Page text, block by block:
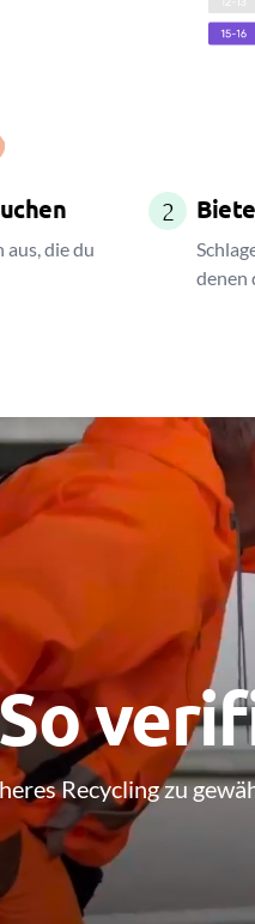
die du
2
denen
Recycling zu